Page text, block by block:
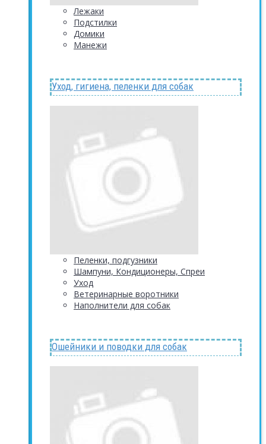
Лежаки
Подстилки
Домики
Манежи
Уход, гигиена, пеленки для собак
Пеленки, подгузники
Шампуни, Кондиционеры, Спреи
Уход
Ветеринарные воротники
Наполнители для собак
Ошейники и поводки для собак